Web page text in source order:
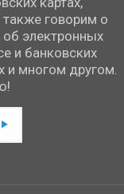
говорим о
электронных
и банковских
и многом другом.